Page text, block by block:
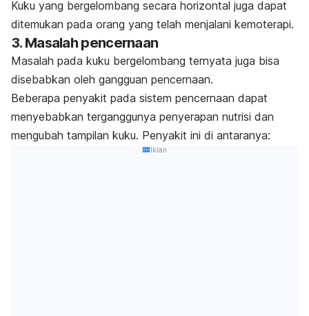
Kuku yang bergelombang secara horizontal juga dapat
ditemukan pada orang yang telah menjalani kemoterapi.
3. Masalah pencernaan
Masalah pada kuku bergelombang ternyata juga bisa
disebabkan oleh gangguan pencernaan.
Beberapa penyakit pada sistem pencernaan dapat
menyebabkan terganggunya penyerapan nutrisi dan
mengubah tampilan kuku. Penyakit ini di antaranya:
Iklan